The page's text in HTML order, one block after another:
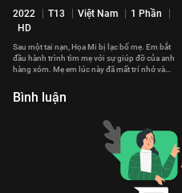
2022 T13 Việt Nam
1 Phần
HD
Sau một tai nạn, Họa Mi bị lạc bố mẹ. Em bắt
đầu hành trình tìm mẹ với sự giúp đỡ của anh
hàng xóm. Mẹ em lúc này đã mất trí nhớ và
Bình luận